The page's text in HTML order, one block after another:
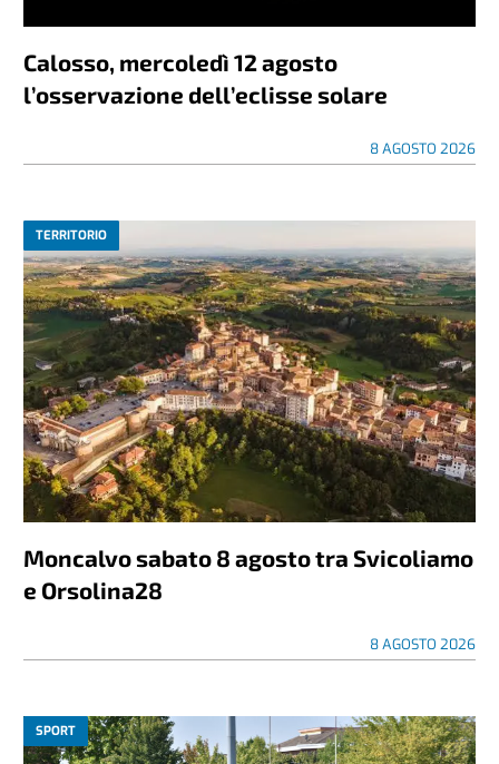
Calosso, mercoledì 12 agosto
l’osservazione dell’eclisse solare
8 AGOSTO 2026
TERRITORIO
Moncalvo sabato 8 agosto tra Svicoliamo
e Orsolina28
8 AGOSTO 2026
SPORT